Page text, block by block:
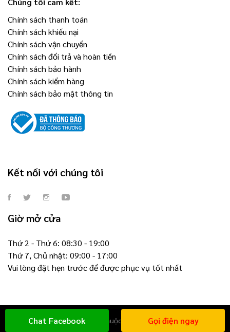
Chính sách thanh toán
Chính sách khiếu nại
Chính sách vận chuyển
Chính sách đổi trả và hoàn tiền
Chính sách bảo hành
Chính sách kiểm hàng
Chính sách bảo mật thông tin
Kết nối với chúng tôi
Giờ mở cửa
Thứ 2 - Thứ 6: 08:30 - 19:00
Thứ 7, Chủ nhật: 09:00 - 17:00
Vui lòng đặt hẹn trước để được phục vụ tốt nhất
© 2021 - Bản quyền thuộc về DOLGROUP CO.LTD
Chat Facebook Gọi điện ngay